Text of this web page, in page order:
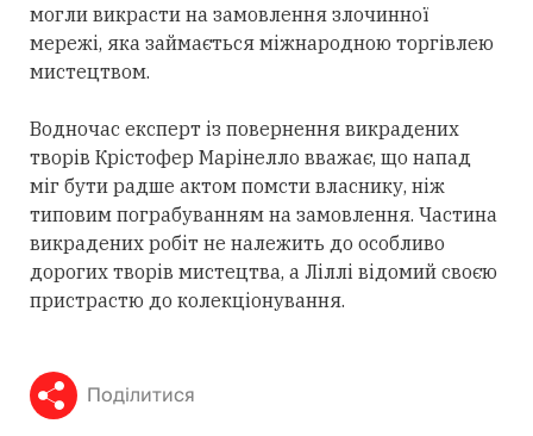
могли викрасти на замовлення злочинної
мережі, яка займається міжнародною торгівлею
мистецтвом.
Водночас експерт із повернення викрадених
творів Крістофер Марінелло вважає, що напад
міг бути радше актом помсти власнику, ніж
типовим пограбуванням на замовлення. Частина
викрадених робіт не належить до особливо
дорогих творів мистецтва, а Ліллі відомий своєю
пристрастю до колекціонування.
Поділитися